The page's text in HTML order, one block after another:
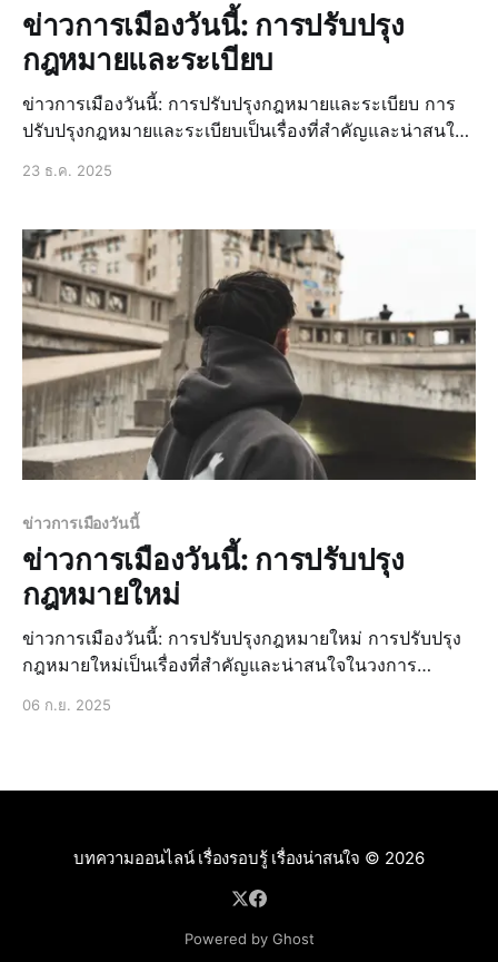
ข่าวการเมืองวันนี้: การปรับปรุง
กฎหมายและระเบียบ
ข่าวการเมืองวันนี้: การปรับปรุงกฎหมายและระเบียบ การ
ปรับปรุงกฎหมายและระเบียบเป็นเรื่องที่สำคัญและน่าสนใจ
ประสิทธิภาพมากขึ้น แต่ยังช่วยให้ประชาชนมีส่วนร่
23 ธ.ค. 2025
ข่าวการเมืองวันนี้
ข่าวการเมืองวันนี้: การปรับปรุง
กฎหมายใหม่
ข่าวการเมืองวันนี้: การปรับปรุงกฎหมายใหม่ การปรับปรุง
กฎหมายใหม่เป็นเรื่องที่สำคัญและน่าสนใจในวงการ
เปลี่ยนแปลงทางการเมืองอย่างต่อเนื่อง การปรับปรุง
ความต้องการของประชาชน ข่
06 ก.ย. 2025
บทความออนไลน์ เรื่องรอบรู้ เรื่องน่าสนใจ © 2026
Powered by Ghost